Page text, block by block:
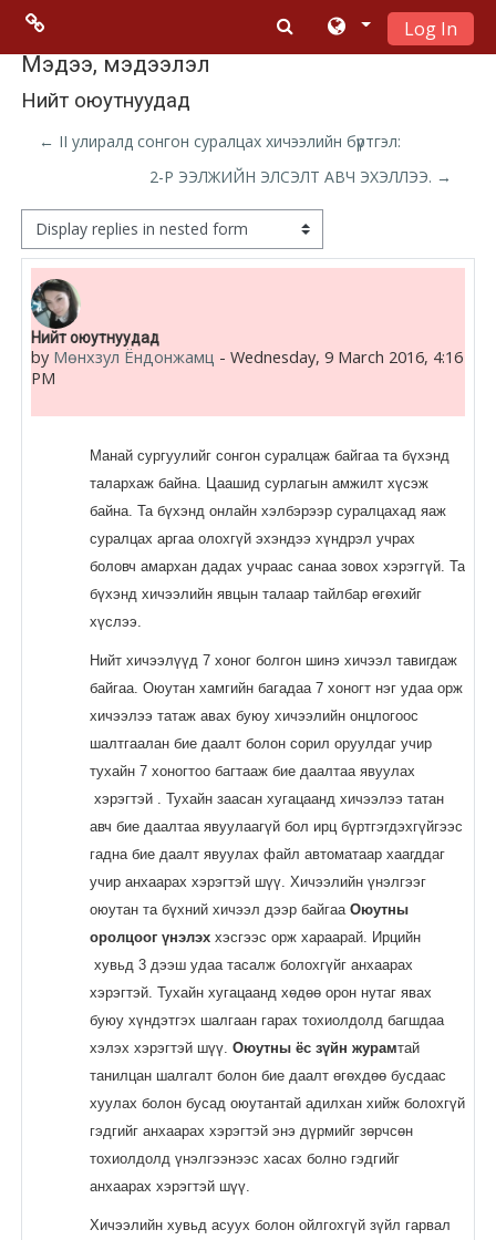
Menu 2
Moodle
community
Moodle
free support
Moodle
development
Docs
Moodle.com
жишээ 2
Moodle
community
Moodle
free support
Moodle
development
Moodle
Docs
Moodle.com
Log In
Мэдээ, мэдээлэл
Нийт оюутнуудад
← II улиралд сонгон суралцах хичээлийн бүртгэл:
2-Р ЭЭЛЖИЙН ЭЛСЭЛТ АВЧ ЭХЭЛЛЭЭ. →
Display mode
Нийт оюутнуудад
by Мөнхзул Ёндонжамц -Wednesday, 9 March 2016, 4:16
PM
Number of replies: 0
Манай сургуулийг сонгон суралцаж байгаа та бүхэнд
талархаж байна. Цаашид сурлагын амжилт хүсэж
байна. Та бүхэнд онлайн хэлбэрээр суралцахад яаж
суралцах аргаа олохгүй эхэндээ хүндрэл учрах
боловч амархан дадах учраас санаа зовох хэрэггүй. Та
бүхэнд хичээлийн явцын талаар тайлбар өгөхийг
хүслээ.
Нийт хичээлүүд 7 хоног болгон шинэ хичээл тавигдаж
байгаа. Оюутан хамгийн багадаа 7 хоногт нэг удаа орж
хичээлээ татаж авах буюу хичээлийн онцлогоос
шалтгаалан бие даалт болон сорил оруулдаг учир
тухайн 7 хоногтоо багтааж бие даалтаа явуулах
хэрэгтэй . Тухайн заасан хугацаанд хичээлээ татан
авч бие даалтаа явуулаагүй бол ирц бүртгэгдэхгүйгээс
гадна бие даалт явуулах файл автоматаар хаагддаг
учир анхаарах хэрэгтэй шүү. Хичээлийн үнэлгээг
оюутан та бүхний хичээл дээр байгаа Оюутны
оролцоог үнэлэххэсгээс орж хараарай. Ирцийн
хувьд 3 дээш удаа тасалж болохгүйг анхаарах
хэрэгтэй. Тухайн хугацаанд хөдөө орон нутаг явах
буюу хүндэтгэх шалгаан гарах тохиолдолд багшдаа
хэлэх хэрэгтэй шүү. Оюутны ёс зүйн журамтай
танилцан шалгалт болон бие даалт өгөхдөө бусдаас
хуулах болон бусад оюутантай адилхан хийж болохгүй
гэдгийг анхаарах хэрэгтэй энэ дүрмийг зөрчсөн
тохиолдолд үнэлгээнээс хасах болно гэдгийг
анхаарах хэрэгтэй шүү.
Хичээлийн хувьд асуух болон ойлгохгүй зүйл гарвал